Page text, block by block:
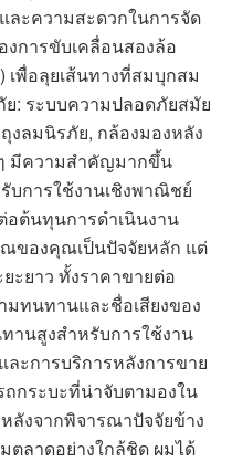
ะความสะดวกในการจัด
การขับเคลื่อนสองล้อ
เพื่อลุยเส้นทางที่สมบุกสม
: ระบบความปลอดภัยสมัย
งลมนิรภัย, กล้องมองหลัง
มีความสำคัญมากขึ้น
บการใช้งานเชิงพาณิชย์
อต้นทุนการดำเนินงาน
ของคุณเป็นปัจจัยหลัก แต่
ะยาว ทั้งราคาขายต่อ
มทนทานและชื่อเสียงของ
านสูงสำหรับการใช้งาน
ะการบริการหลังการขาย
กระบะที่น่าจับตามองใน
ลังจากพิจารณาปัจจัยข้าง
ตลาดอย่างใกล้ชิด ผมได้